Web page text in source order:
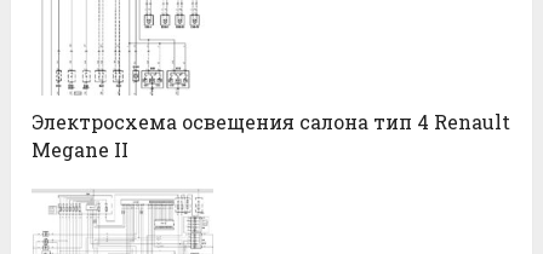
Электросхема освещения салона тип 4 Renault
Megane II